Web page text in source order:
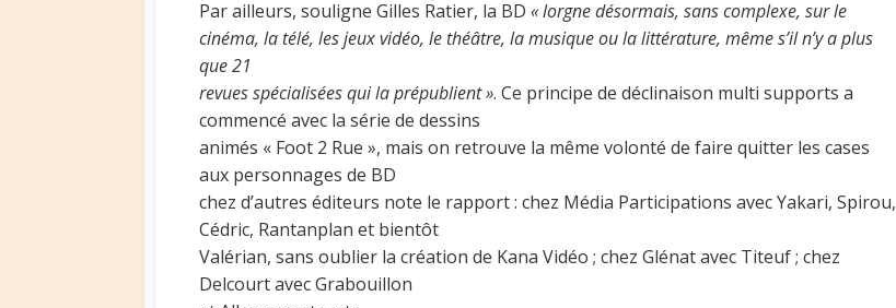
Par ailleurs, souligne Gilles Ratier, la BD « lorgne désormais, sans complexe, sur le
cinéma, la télé, les jeux vidéo, le théâtre, la musique ou la littérature, même s’il n’y a plus
que 21
revues spécialisées qui la prépublient ». Ce principe de déclinaison multi supports a
commencé avec la série de dessins
animés « Foot 2 Rue », mais on retrouve la même volonté de faire quitter les cases
aux personnages de BD
chez d’autres éditeurs note le rapport : chez Média Participations avec Yakari, Spirou,
Cédric, Rantanplan et bientôt
Valérian, sans oublier la création de Kana Vidéo ; chez Glénat avec Titeuf ; chez
Delcourt avec Grabouillon